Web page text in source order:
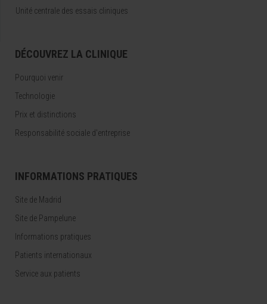
Unité centrale des essais cliniques
DÉCOUVREZ LA CLINIQUE
Pourquoi venir
Technologie
Prix et distinctions
Responsabilité sociale d'entreprise
INFORMATIONS PRATIQUES
Site de Madrid
Site de Pampelune
Informations pratiques
Patients internationaux
Service aux patients